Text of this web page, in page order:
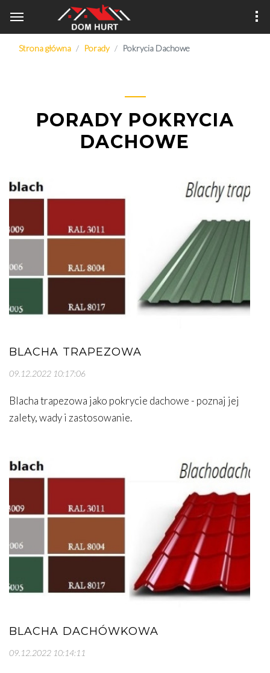
Strona główna Porady Pokrycia Dachowe
PORADY POKRYCIA
DACHOWE
BLACHA TRAPEZOWA
09.12.2022 10:17:06
Blacha trapezowa jako pokrycie dachowe - poznaj jej
zalety, wady i zastosowanie.
BLACHA DACHÓWKOWA
09.12.2022 10:14:11